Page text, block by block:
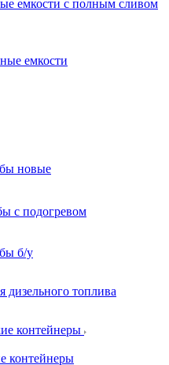
емкости с полным сливом
емкости
новые
с подогревом
б/у
топлива
контейнеры
контейнеры